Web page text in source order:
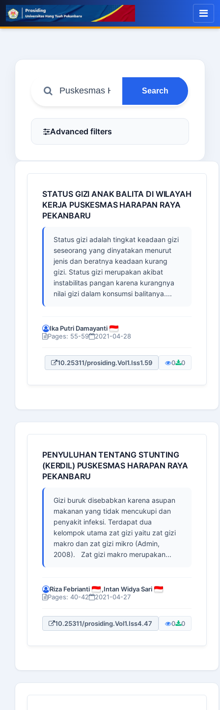
Search
Advanced filters
STATUS GIZI ANAK BALITA DI WILAYAH
KERJA PUSKESMAS HARAPAN RAYA
PEKANBARU
Status gizi adalah tingkat keadaan gizi
seseorang yang dinyatakan menurut
jenis dan beratnya keadaan kurang
gizi. Status gizi merupakan akibat
instabilitas pangan karena kurangnya
nilai gizi dalam konsumsi balitanya....
Ika Putri Damayanti
Pages: 55-59
2021-04-28
10.25311/prosiding.Vol1.Iss1.59 0 0
PENYULUHAN TENTANG STUNTING
(KERDIL) PUSKESMAS HARAPAN RAYA
PEKANBARU
Gizi buruk disebabkan karena asupan
makanan yang tidak mencukupi dan
penyakit infeksi. Terdapat dua
kelompok utama zat gizi yaitu zat gizi
makro dan zat gizi mikro (Admin,
2008). Zat gizi makro merupakan...
Riza Febrianti ,Intan Widya Sari
Pages: 40-42
2021-04-27
10.25311/prosiding.Vol1.Iss4.47 0 0